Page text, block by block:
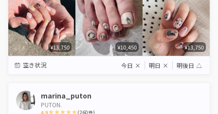
¥13,750 ¥10,450 ¥13,750
空き状況 今日 × 明日 × 明後日 △
marina_puton
PUTON.
4.9 (260件)